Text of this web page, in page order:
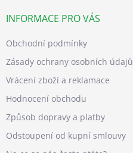
INFORMACE PRO VÁS
Obchodní podmínky
Zásady ochrany osobních údajů
Vrácení zboží a reklamace
Hodnocení obchodu
Způsob dopravy a platby
Odstoupení od kupní smlouvy